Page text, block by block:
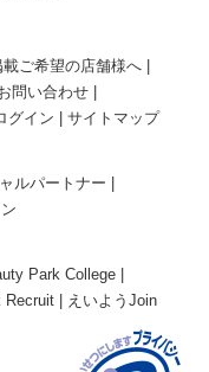
載ご希望の店舗様へ
問い合わせ
グイン サイトマップ
ルパートナー
Park College
Recruit えいようJoin